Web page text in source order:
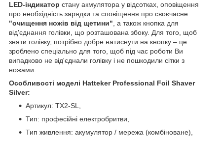
LED-індикатор стану акмулятора у відсотках, оповіщення
про необхідність зарядки та сповіщення про своєчасне
"очищення ножів від щетини", а також кнопка для
від'єднання голівки, що розташована збоку. Для того, щоб
зняти голівку, потрібно добре натиснути на кнопку – це
зроблено спеціально для того, щоб під час роботи Ви
випадково не від'єднали голівку і не пошкодили сітки з
ножами.
Особливості моделі Hatteker Professional Foil Shaver
Silver:
Артикул: TX2-SL,
Тип: професійні електробритви,
Тип живлення: акумулятор / мережа (комбіноване),